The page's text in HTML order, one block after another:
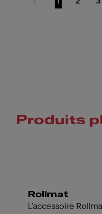
Page précédente
Aller à la page
Aller à
Produits
Rollmat
L’accessoire